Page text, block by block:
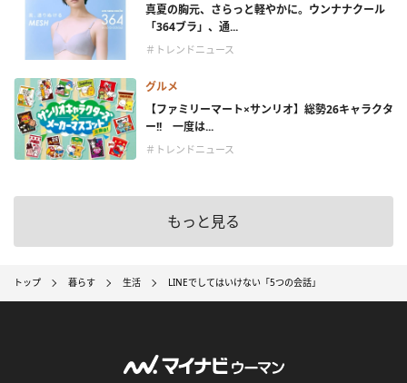
真夏の胸元、さらっと軽やかに。ウンナナクール
「364ブラ」、通...
＃トレンドニュース
グルメ
【ファミリーマート×サンリオ】総勢26キャラクタ
ー!! 一度は...
＃トレンドニュース
もっと見る
トップ 暮らす 生活 LINEでしてはいけない「5つの会話」